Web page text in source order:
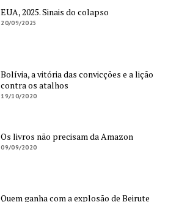
EUA, 2025. Sinais do colapso
20/09/2025
Bolívia, a vitória das convicções e a lição
contra os atalhos
19/10/2020
Os livros não precisam da Amazon
09/09/2020
Quem ganha com a explosão de Beirute